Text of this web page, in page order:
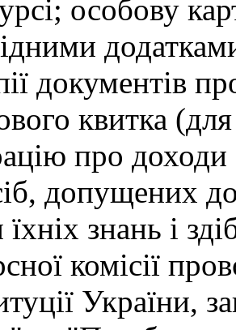
особову
документів
квитка
про доходи
допущених
знань і
комісії
України,